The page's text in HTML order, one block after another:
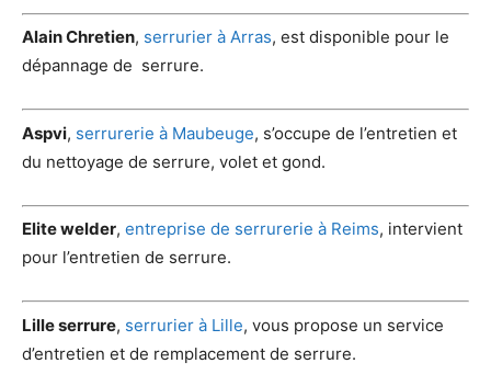
Alain Chretien, serrurier à Arras, est disponible pour le
dépannage de serrure.
Aspvi, serrurerie à Maubeuge, s’occupe de l’entretien et
du nettoyage de serrure, volet et gond.
Elite welder, entreprise de serrurerie à Reims, intervient
pour l’entretien de serrure.
Lille serrure, serrurier à Lille, vous propose un service
d’entretien et de remplacement de serrure.